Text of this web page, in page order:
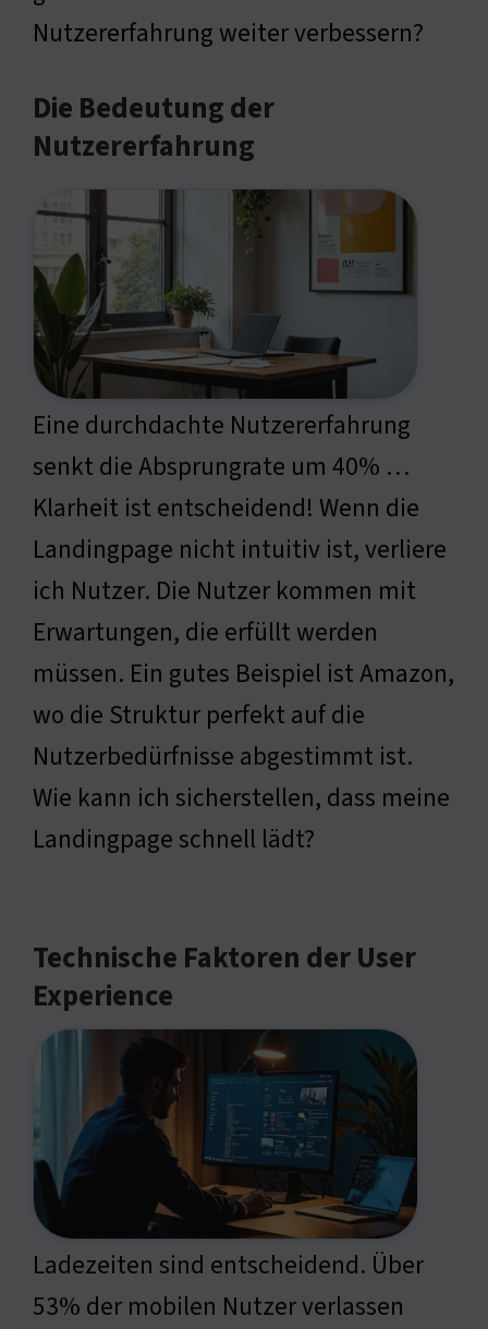
Nutzererfahrung weiter verbessern?
Die Bedeutung der
Nutzererfahrung
Eine durchdachte Nutzererfahrung
senkt die Absprungrate um 40% …
Klarheit ist entscheidend! Wenn die
Landingpage nicht intuitiv ist, verliere
ich Nutzer. Die Nutzer kommen mit
Erwartungen, die erfüllt werden
müssen. Ein gutes Beispiel ist Amazon,
wo die Struktur perfekt auf die
Nutzerbedürfnisse abgestimmt ist.
Wie kann ich sicherstellen, dass meine
Landingpage schnell lädt?
Technische Faktoren der User
Experience
Ladezeiten sind entscheidend. Über
53% der mobilen Nutzer verlassen